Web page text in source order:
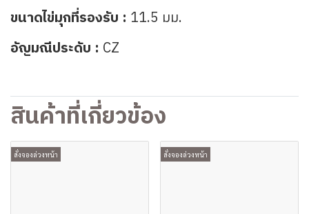
ขนาดไข่มุกที่รองรับ : 11.5 มม.
อัญมณีประดับ : CZ
สินค้าที่เกี่ยวข้อง
สั่งจองล่วงหน้า สั่งจองล่วงหน้า